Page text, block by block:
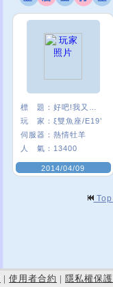
標 題：
玩 家： ξ雙魚座/E19’
伺服器： 熱情牡羊
人 氣： 13400
2014/04/09
| 使用者合約 | 隱私權保護